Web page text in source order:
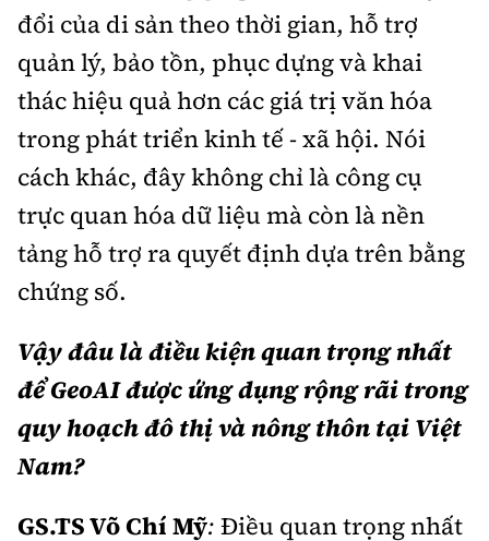
đổi của di sản theo thời gian, hỗ trợ
quản lý, bảo tồn, phục dựng và khai
thác hiệu quả hơn các giá trị văn hóa
trong phát triển kinh tế - xã hội. Nói
cách khác, đây không chỉ là công cụ
trực quan hóa dữ liệu mà còn là nền
tảng hỗ trợ ra quyết định dựa trên bằng
chứng số.
Vậy đâu là điều kiện quan trọng nhất
để GeoAI được ứng dụng rộng rãi trong
quy hoạch đô thị và nông thôn tại Việt
Nam?
GS.TS Võ Chí Mỹ: Điều quan trọng nhất